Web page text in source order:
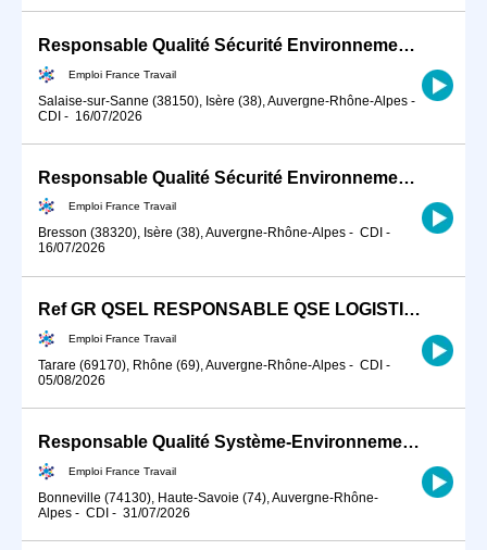
Responsable Qualité Sécurité Environnement -QSE- en industrie (H/F)
Emploi France Travail
Salaise-sur-Sanne (38150), Isère (38), Auvergne-Rhône-Alpes -
CDI - 16/07/2026
Responsable Qualité Sécurité Environnement -QSE- en industrie (H/F)
Emploi France Travail
Bresson (38320), Isère (38), Auvergne-Rhône-Alpes - CDI -
16/07/2026
Ref GR QSEL RESPONSABLE QSE LOGISTIQUE ENTREPOTS (H/F)
Emploi France Travail
Tarare (69170), Rhône (69), Auvergne-Rhône-Alpes - CDI -
05/08/2026
Responsable Qualité Système-Environnement CDI H/F (H/F)
Emploi France Travail
Bonneville (74130), Haute-Savoie (74), Auvergne-Rhône-
Alpes - CDI - 31/07/2026